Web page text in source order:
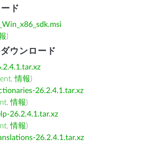
ド
)
ウンロード
,情報)
26.2.4.1.tar.xz
,情報)
26.2.4.1.tar.xz
,情報)
26.2.4.1.tar.xz